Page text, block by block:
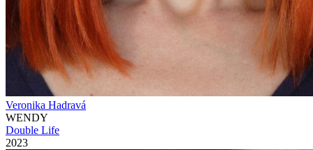
Veronika Hadravá
WENDY
Double Life
2023